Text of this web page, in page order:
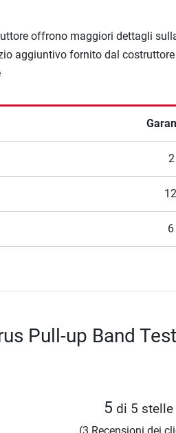
offrono maggiori dettagli
aggiuntivo fornito dal
Pull-up Band
5 di 5 stelle